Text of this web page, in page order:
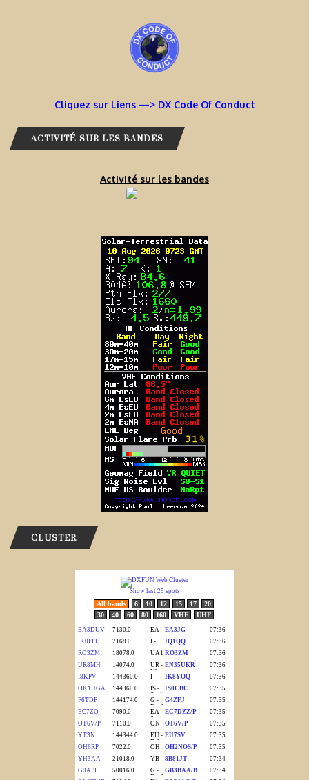
Cliquez sur Liens —> DX Code Of Conduct
ACTIVITÉ SUR LES BANDES
Activité sur les bandes
CLUSTER